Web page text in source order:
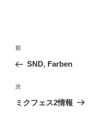
投
ナ
ビ
ゲ
前
の
稿
前
SND, Farben
次
の
次
ミクフェス2情報